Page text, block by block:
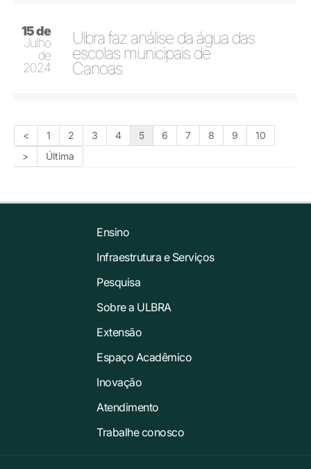
15 de
Julho
de
2024
Ulbra faz análise da água das
escolas municipais de
Canoas
< 1 2 3 4 5 6 7 8 9
10
>
Última
Ensino
Infraestrutura e Serviços
Pesquisa
Sobre a ULBRA
Extensão
Espaço Acadêmico
Inovação
Atendimento
Trabalhe conosco